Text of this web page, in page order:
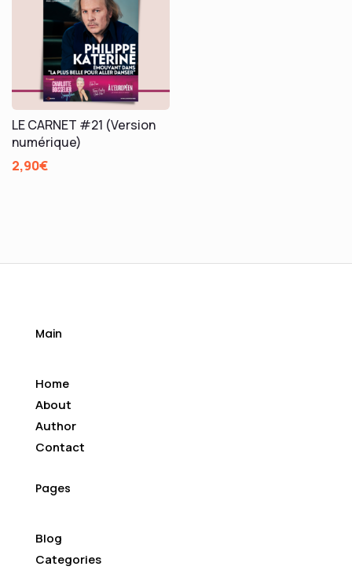
LE CARNET #21 (Version
numérique)
2,90€
Main
Home
About
Author
Contact
Pages
Blog
Categories